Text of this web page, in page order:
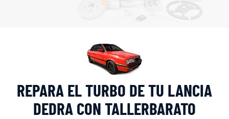
REPARA EL TURBO DE TU LANCIA
DEDRA CON TALLERBARATO